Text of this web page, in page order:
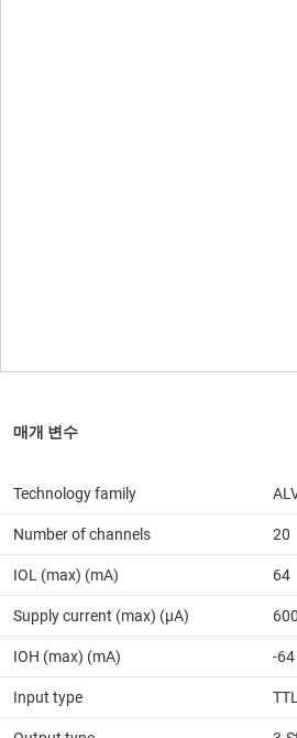
Technology family
Number of channels 20
IOL (max) (mA) 64
Supply current (max) (µA)
IOH (max) (mA) -64
Input type